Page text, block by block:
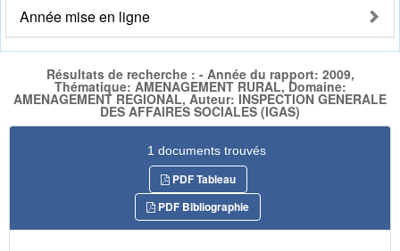
Année mise en ligne
Résultats de recherche : - Année du rapport: 2009,
Thématique: AMENAGEMENT RURAL, Domaine:
AMENAGEMENT REGIONAL, Auteur: INSPECTION GENERALE
DES AFFAIRES SOCIALES (IGAS)
1 documents trouvés
PDF Tableau
PDF Bibliographie